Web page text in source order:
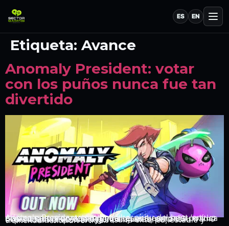
ES EN
Etiqueta: Avance
Anomaly President: votar
con los puños nunca fue tan
divertido
Anomaly President combina el espíritu del beat ‘em up clásico con progresión roguelite, una campaña política disparatada y un combate que cuesta soltar. Su tramo final todavía necesita algunos ajustes, pero la experiencia disponible ya resulta extensa, estable y tremendamente divertida.